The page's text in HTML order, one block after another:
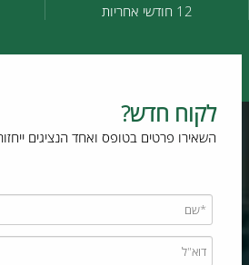
12 חודשי אחריות
לקוח חדש?
השאירו פרטים בטופס ואחד הנציגים